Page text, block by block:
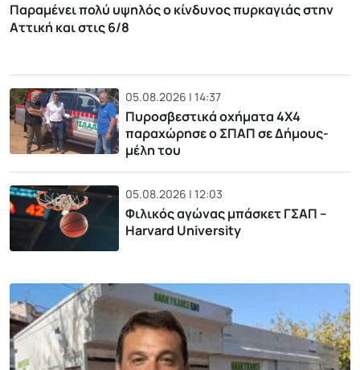
Παραμένει πολύ υψηλός ο κίνδυνος πυρκαγιάς στην
Αττική και στις 6/8
05.08.2026 | 14:37
Πυροσβεστικά οχήματα 4Χ4
παραχώρησε ο ΣΠΑΠ σε Δήμους-
μέλη του
05.08.2026 | 12:03
Φιλικός αγώνας μπάσκετ ΓΣΑΠ –
Harvard University